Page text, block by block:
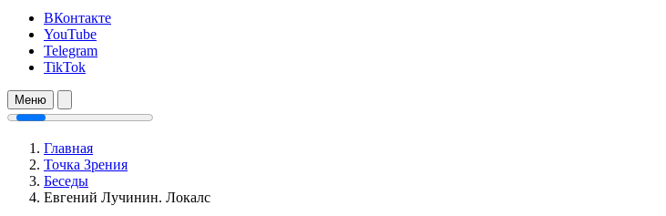
ВКонтакте
YouTube
Telegram
TikTok
Меню
Главная
Точка Зрения
Беседы
Евгений Лучинин. Локалс